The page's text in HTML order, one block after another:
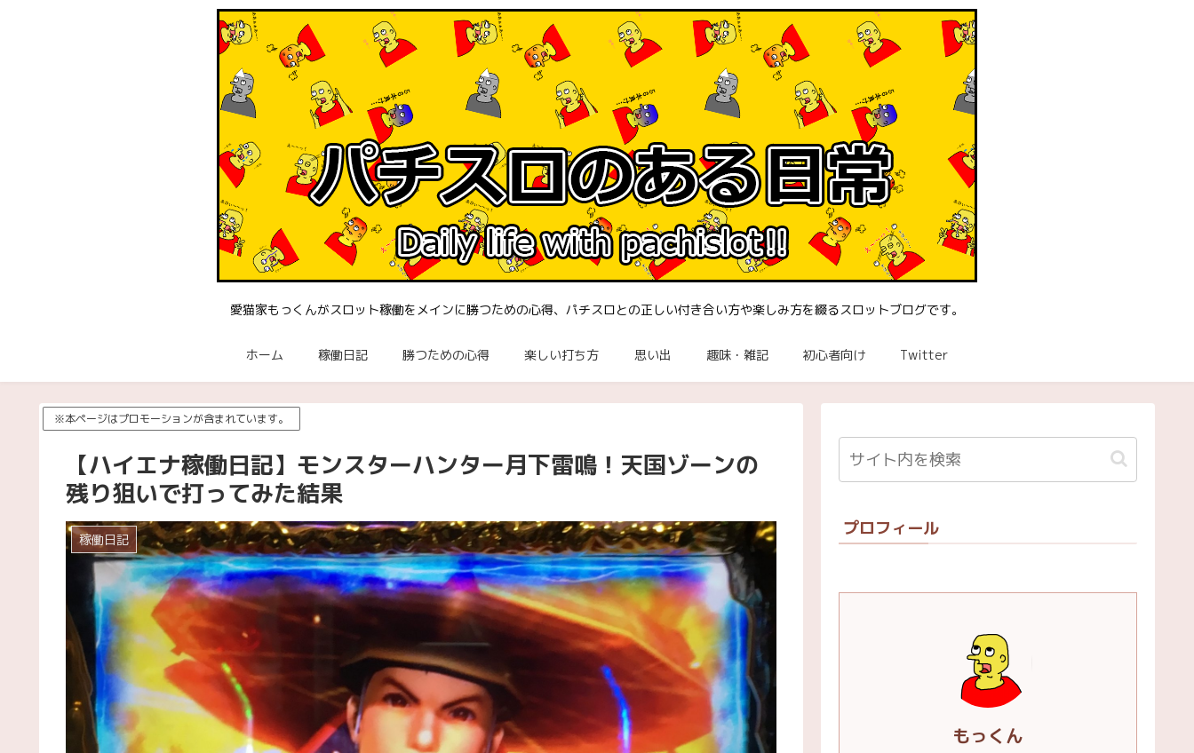
愛猫家もっくんがスロット稼働をメインに勝つための心得、パチスロとの正しい付き合い方や楽しみ方を綴るスロットブログです。
ホーム 稼働日記 勝つための心得 楽しい打ち方 思い出 趣味・雑記 初心者向け Twitter
※本ページはプロモーションが含まれています。
【ハイエナ稼働日記】モンスターハンター月下雷鳴！天国ゾーンの
残り狙いで打ってみた結果
稼働日記
プロフィール
もっくん